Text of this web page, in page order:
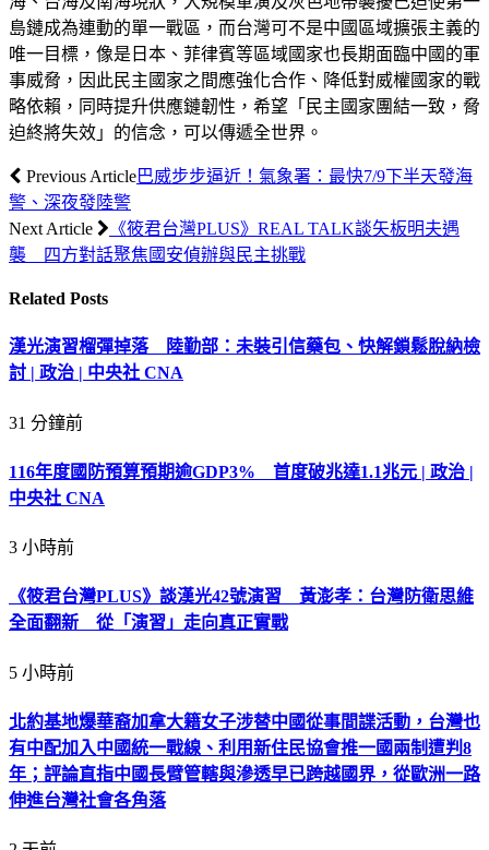
島鏈成為連動的單一戰區，而台灣可不是中國區域擴張主義的
唯一目標，像是日本、菲律賓等區域國家也長期面臨中國的軍
事威脅，因此民主國家之間應強化合作、降低對威權國家的戰
略依賴，同時提升供應鏈韌性，希望「民主國家團結一致，脅
迫終將失效」的信念，可以傳遞全世界。
Previous Article巴威步步逼近！氣象署：最快7/9下半天發海
警、深夜發陸警
Next Article
《筱君台灣PLUS》REAL TALK談矢板明夫遇
襲 四方對話聚焦國安偵辦與民主挑戰
Related Posts
漢光演習榴彈掉落 陸勤部：未裝引信藥包、快解鎖鬆脫納檢
討 | 政治 | 中央社 CNA
31 分鐘前
116年度國防預算預期逾GDP3% 首度破兆達1.1兆元 | 政治 |
中央社 CNA
3 小時前
《筱君台灣PLUS》談漢光42號演習 黃澎孝：台灣防衛思維
全面翻新 從「演習」走向真正實戰
5 小時前
北約基地爆華裔加拿大籍女子涉替中國從事間諜活動，台灣也
有中配加入中國統一戰線、利用新住民協會推一國兩制遭判8
年；評論直指中國長臂管轄與滲透早已跨越國界，從歐洲一路
伸進台灣社會各角落